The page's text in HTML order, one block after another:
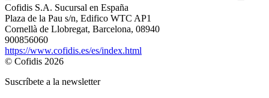
Cofidis S.A. Sucursal en España
Plaza de la Pau s/n, Edifico WTC AP1
Cornellà de Llobregat, Barcelona, 08940
900856060
https://www.cofidis.es/es/index.html
© Cofidis 2026
Suscríbete a la newsletter